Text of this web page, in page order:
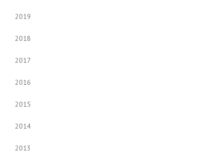
2019
2018
2017
2016
2015
2014
2013